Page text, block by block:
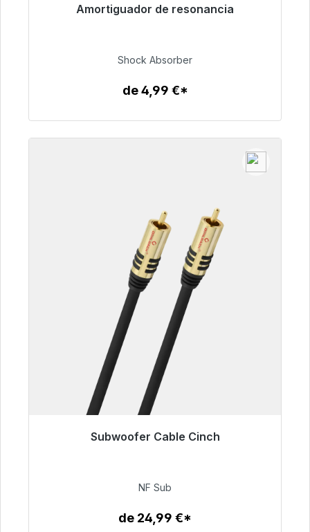
Amortiguador de resonancia
Listo para envío inmediato, plazo de entrega
54,99 €
Shock Absorber
de 4,99 €*
Subwoofer Cable Cinch
Listo para envío inmediato, plazo de entrega
63,99 €
NF Sub
de 24,99 €*